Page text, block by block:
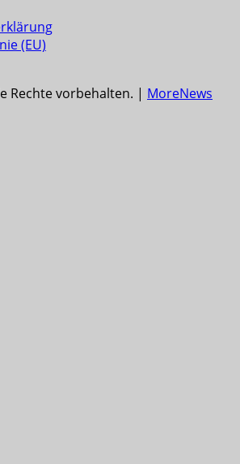
(EU)
Rechte vorbehalten. | MoreNews